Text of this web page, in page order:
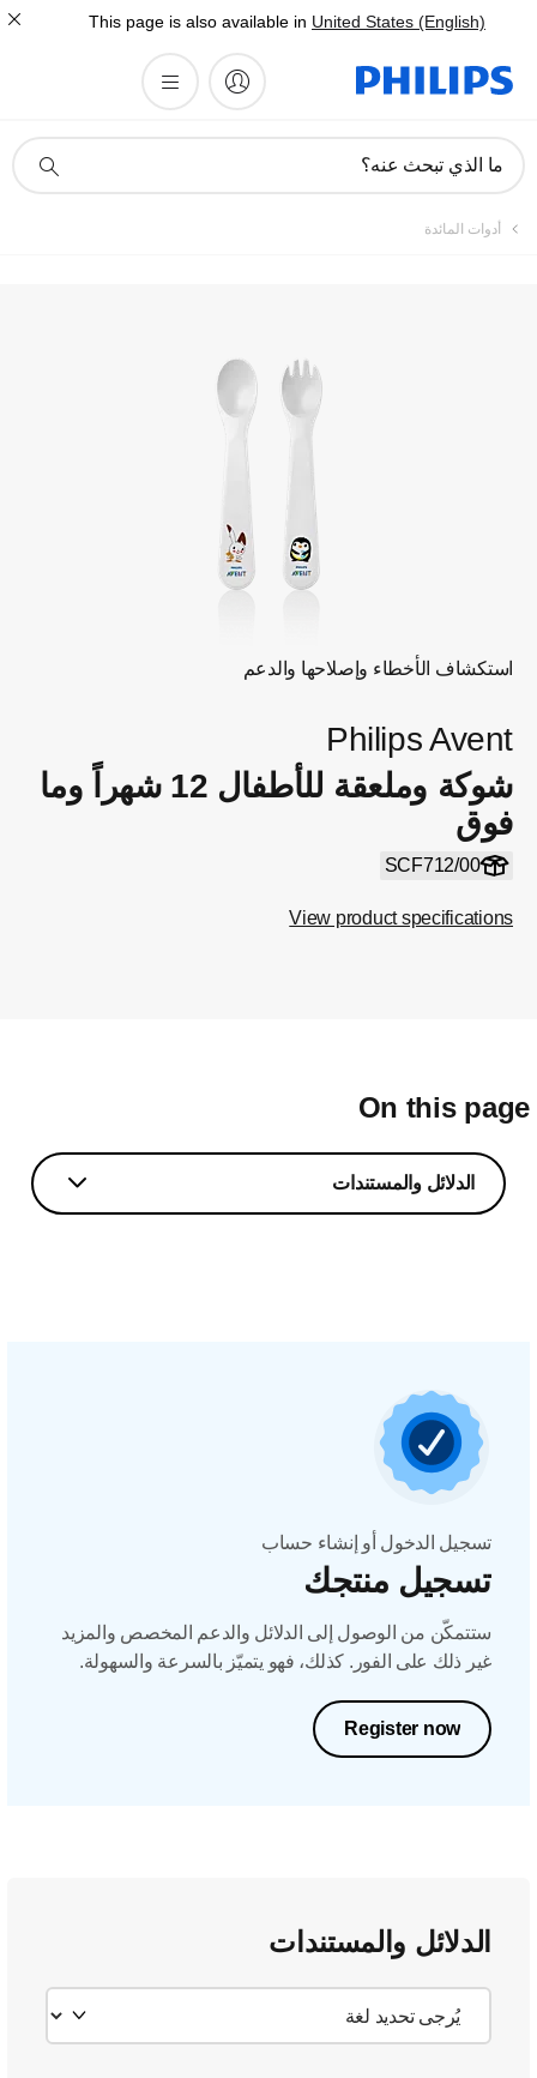
This page is also available in United States (English)
دعم
ما الذي تبحث عنه؟
أدوات المائدة
استكشاف الأخطاء وإصلاحها والدعم
Philips Avent
شوكة وملعقة للأطفال 12 شهراً وما
فوق
SCF712/00
View product specifications
On this
الدلائل والمستندات
تسجيل الدخول أو إنشاء حساب
تسجيل منتجك
ستتمكّن من الوصول إلى الدلائل والدعم المخصص والمزيد
غير ذلك على الفور. كذلك، فهو يتميّز بالسرعة والسهولة.
Register now
الدلائل والمستندات